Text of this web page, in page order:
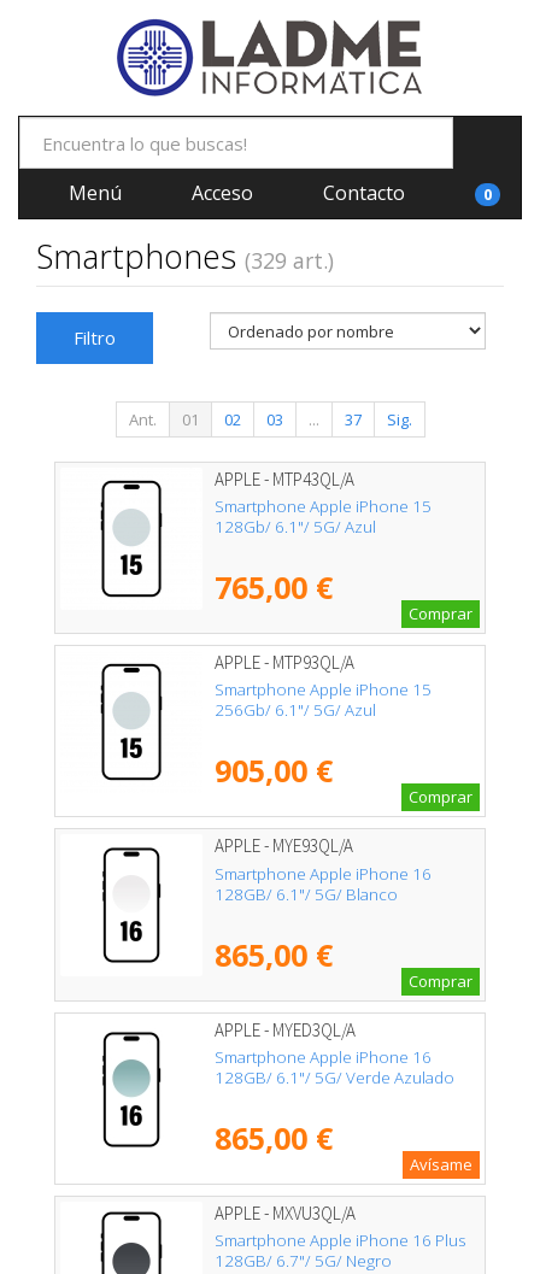
Menú Acceso Contacto 0
Smartphones (329 art.)
Filtro
Ant. 01 02 03 ... 37 Sig.
APPLE - MTP43QL/A
Smartphone Apple iPhone 15
128Gb/ 6.1"/ 5G/ Azul
765,00 €
Comprar
APPLE - MTP93QL/A
Smartphone Apple iPhone 15
256Gb/ 6.1"/ 5G/ Azul
905,00 €
Comprar
APPLE - MYE93QL/A
Smartphone Apple iPhone 16
128GB/ 6.1"/ 5G/ Blanco
865,00 €
Comprar
APPLE - MYED3QL/A
Smartphone Apple iPhone 16
128GB/ 6.1"/ 5G/ Verde Azulado
865,00 €
Avísame
APPLE - MXVU3QL/A
Smartphone Apple iPhone 16 Plus
128GB/ 6.7"/ 5G/ Negro